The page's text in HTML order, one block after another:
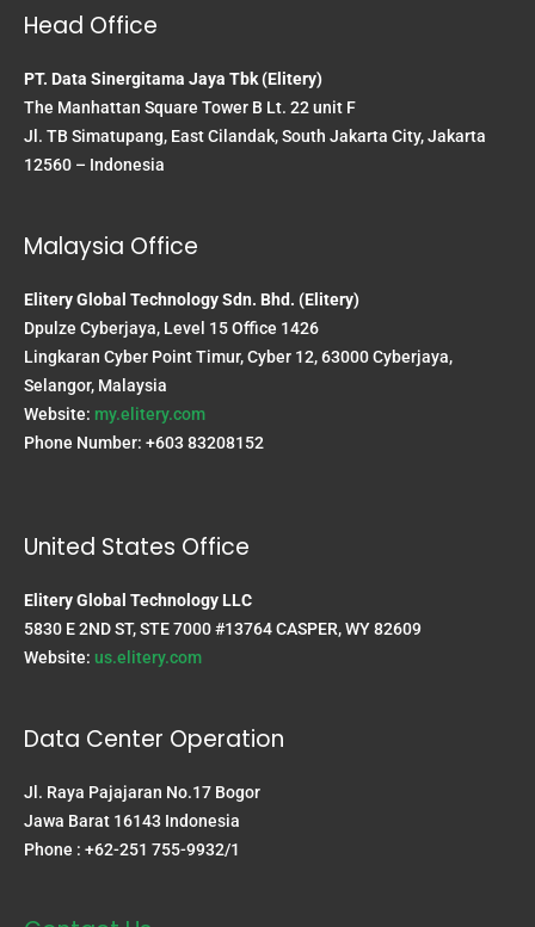
Head Office
PT. Data Sinergitama Jaya Tbk (Elitery)
The Manhattan Square Tower B Lt. 22 unit F
Jl. TB Simatupang, East Cilandak, South Jakarta City, Jakarta
12560 – Indonesia
Malaysia Office
Elitery Global Technology Sdn. Bhd. (Elitery)
Dpulze Cyberjaya, Level 15 Office 1426
Lingkaran Cyber Point Timur, Cyber 12, 63000 Cyberjaya,
Selangor, Malaysia
Website: my.elitery.com
Phone Number: +603 83208152
United States Office
Elitery Global Technology LLC
5830 E 2ND ST, STE 7000 #13764 CASPER, WY 82609
Website: us.elitery.com
Data Center Operation
Jl. Raya Pajajaran No.17 Bogor
Jawa Barat 16143 Indonesia
Phone : +62-251 755-9932/1